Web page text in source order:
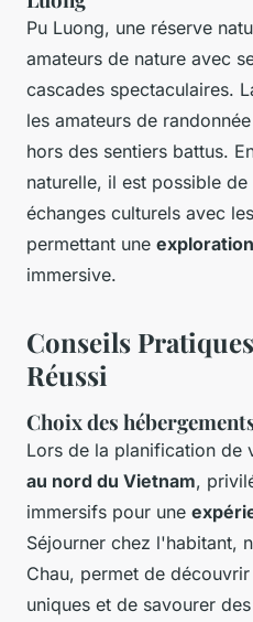
Pu Luong, une réserve
amateurs de nature avec
cascades spectaculaires.
les amateurs de
hors des sentiers battus.
naturelle, il est possible
échanges culturels avec
permettant une
immersive.
Conseils
Réussi
Choix des
Lors de la planification de
au nord du Vietnam,
immersifs pour une
Séjourner chez l'habitant,
Chau, permet de
uniques et de savourer